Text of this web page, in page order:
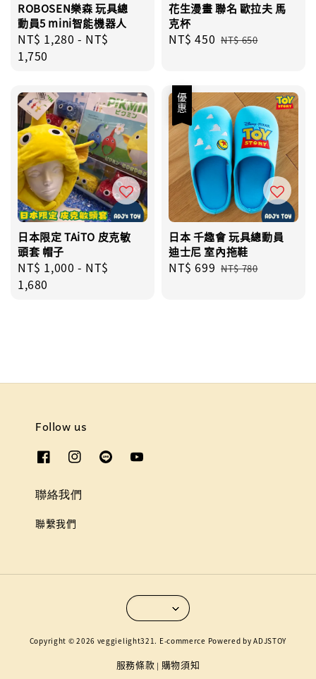
ROBOSEN樂森 玩具總
動員5 mini智能機器人
Regular
price
NT$ 1,280 - NT$
1,750
花生漫畫 聯名 歐拉夫 馬
克杯
Sale
NT$ 450 Regular
NT$ 650
日本限定 TAiTO 皮克敏
頭套 帽子
Regular
price
NT$ 1,000 - NT$
1,680
優惠
日本 千趣會 玩具總動員
迪士尼 室內拖鞋
Sale
NT$ 699 Regular
NT$ 780
Follow us
聯絡我們
聯繫我們
Copyright © 2026 veggielight321. E-commerce Powered by ADJSTOY
服務條款 | 購物須知